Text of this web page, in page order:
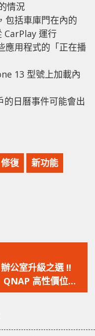
情況
包括車庫門在內的
CarPlay 運行
應用程式的「正在播
13 型號上加載內
日曆事件可能會出
修復 新功能
一
篇
文
辦公室升級之選 !!
QNAP 高性價位
Switch QSW-